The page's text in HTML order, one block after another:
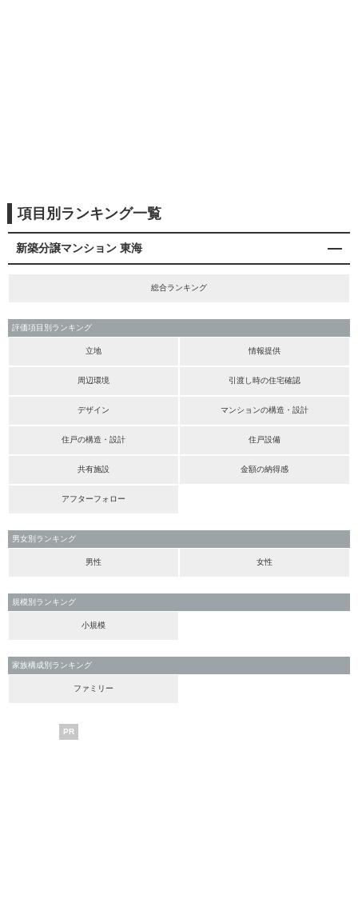
項目別ランキング一覧
新築分譲マンション 東海
総合ランキング
評価項目別ランキング
立地 情報提供
周辺環境 引渡し時の住宅確認
デザイン マンションの構造・設計
住戸の構造・設計 住戸設備
共有施設 金額の納得感
アフターフォロー
男女別ランキング
男性 女性
規模別ランキング
小規模
家族構成別ランキング
ファミリー
PR